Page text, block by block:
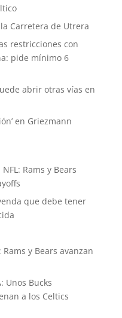
Carretera de Utrera
restricciones con
pide mínimo 6
abrir otras vías en
en Griezmann
NFL: Rams y Bears
que debe tener
Rams y Bears avanzan
Unos Bucks
a los Celtics